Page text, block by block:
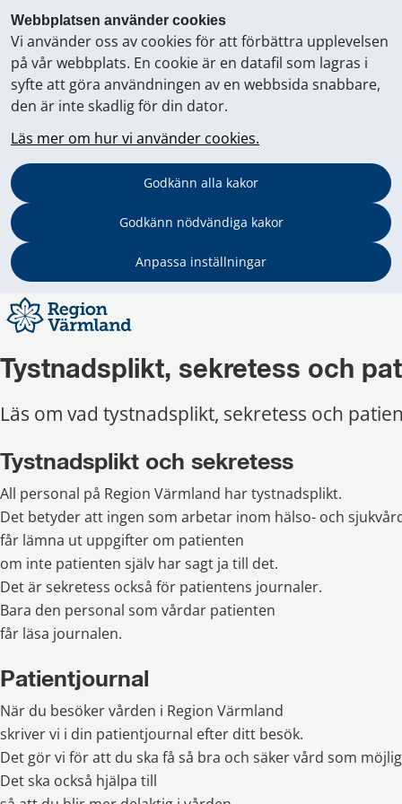
Webbplatsen använder cookies
Vi använder oss av cookies för att förbättra upplevelsen
på vår webbplats. En cookie är en datafil som lagras i
syfte att göra användningen av en webbsida snabbare,
den är inte skadlig för din dator.
Läs mer om hur vi använder cookies.
Godkänn alla kakor
Godkänn nödvändiga kakor
Anpassa inställningar
Tystnadsplikt, sekretess och
Läs om vad tystnadsplikt, sekretess och
Tystnadsplikt och sekretess
All personal på Region Värmland har tystnadsplikt.
Det betyder att ingen som arbetar inom hälso- och
får lämna ut uppgifter om patienten
om inte patienten själv har sagt ja till det.
Det är sekretess också för patientens journaler.
Bara den personal som vårdar patienten
får läsa journalen.
Patientjournal
När du besöker vården i Region Värmland
skriver vi i din patientjournal efter ditt besök.
Det gör vi för att du ska få så bra och säker vård som
Det ska också hjälpa till